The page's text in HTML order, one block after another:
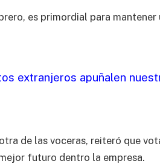
es primordial para mantener
extranjeros apuñalen
de las voceras, reiteró que
futuro dentro la empresa.